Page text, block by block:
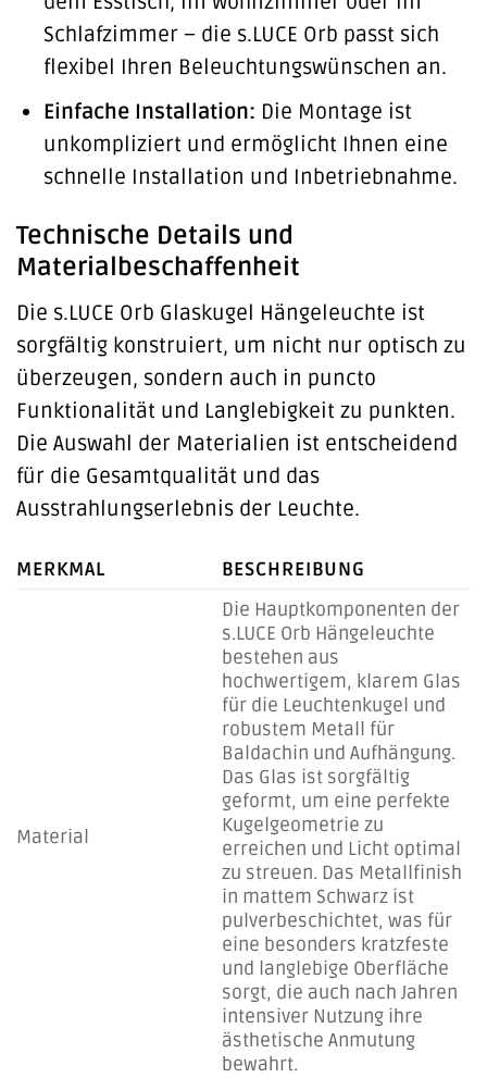
Schlafzimmer – die s.LUCE Orb passt sich
flexibel Ihren Beleuchtungswünschen an.
Einfache Installation: Die Montage ist
unkompliziert und ermöglicht Ihnen eine
schnelle Installation und Inbetriebnahme.
Technische Details und
Materialbeschaffenheit
Die s.LUCE Orb Glaskugel Hängeleuchte ist
sorgfältig konstruiert, um nicht nur optisch zu
überzeugen, sondern auch in puncto
Funktionalität und Langlebigkeit zu punkten.
Die Auswahl der Materialien ist entscheidend
für die Gesamtqualität und das
Ausstrahlungserlebnis der Leuchte.
MERKMAL BESCHREIBUNG
Material
Die Hauptkomponenten der
s.LUCE Orb Hängeleuchte
bestehen aus
hochwertigem, klarem Glas
für die Leuchtenkugel und
robustem Metall für
Baldachin und Aufhängung.
Das Glas ist sorgfältig
geformt, um eine perfekte
Kugelgeometrie zu
erreichen und Licht optimal
zu streuen. Das Metallfinish
in mattem Schwarz ist
pulverbeschichtet, was für
eine besonders kratzfeste
und langlebige Oberfläche
sorgt, die auch nach Jahren
intensiver Nutzung ihre
ästhetische Anmutung
bewahrt.